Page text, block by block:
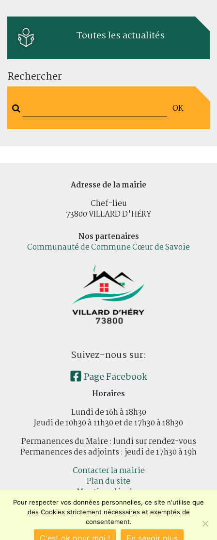
Toutes les actualités
Rechercher
OK
Adresse de la mairie
Chef-lieu
73800 VILLARD D'HÉRY
Nos partenaires
Communauté de Commune Cœur de Savoie
Suivez-nous sur:
Page Facebook
Horaires
Lundi de 16h à 18h30
Jeudi de 10h30 à 11h30 et de 17h30 à 18h30
Permanences du Maire : lundi sur rendez-vous
Permanences des adjoints : jeudi de 17h30 à 19h
Contacter la mairie
Plan du site
Mentions légales
Confidentialité
Accessibilité (en cours)
Encore un site Commu'net !
Pour respecter vos données personnelles, ce site n'utilise que
des Cookies strictement nécessaires et exemptés de
consentement.
C'est ok pour moi ! En savoir plus